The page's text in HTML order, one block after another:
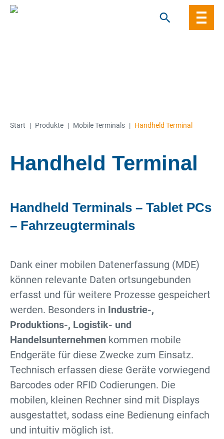
Start | Produkte | Mobile Terminals | Handheld Terminal
Handheld Terminal
Handheld Terminals – Tablet PCs
– Fahrzeugterminals
Dank einer mobilen Datenerfassung (MDE)
können relevante Daten ortsungebunden
erfasst und für weitere Prozesse gespeichert
werden. Besonders in Industrie-,
Produktions-, Logistik- und
Handelsunternehmen kommen mobile
Endgeräte für diese Zwecke zum Einsatz.
Technisch erfassen diese Geräte vorwiegend
Barcodes oder RFID Codierungen. Die
mobilen, kleinen Rechner sind mit Displays
ausgestattet, sodass eine Bedienung einfach
und intuitiv möglich ist.